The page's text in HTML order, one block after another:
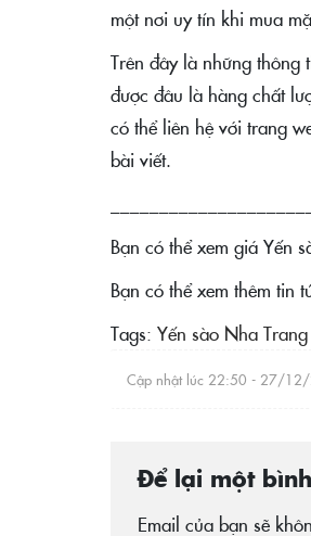
một nơi uy tín khi mua
Trên đây là những thông
được đâu là hàng chất
có thể liên hệ với trang
bài viết.
Bạn có thể xem giá Yến
Bạn có thể xem thêm tin
Tags: Yến sào Nha Trang
Cập nhật lúc 22:50 - 27/
Để lại một
Email của bạn sẽ